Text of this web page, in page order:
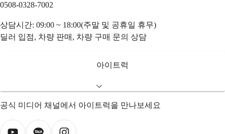
0508-0328-7002
상담시간: 09:00 ~ 18:00(주말 및 공휴일 휴무)
딜러 입점, 차량 판매, 차량 구매 문의 상담
아이트럭
공식 미디어 채널에서 아이트럭을 만나보세요